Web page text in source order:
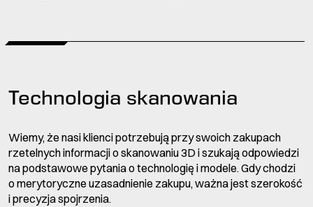
Technologia skanowania
Wiemy, że nasi klienci potrzebują przy swoich zakupach
rzetelnych informacji o skanowaniu 3D i szukają odpowiedzi
na podstawowe pytania o technologię i modele. Gdy chodzi
o merytoryczne uzasadnienie zakupu, ważna jest szerokość
i precyzja spojrzenia.